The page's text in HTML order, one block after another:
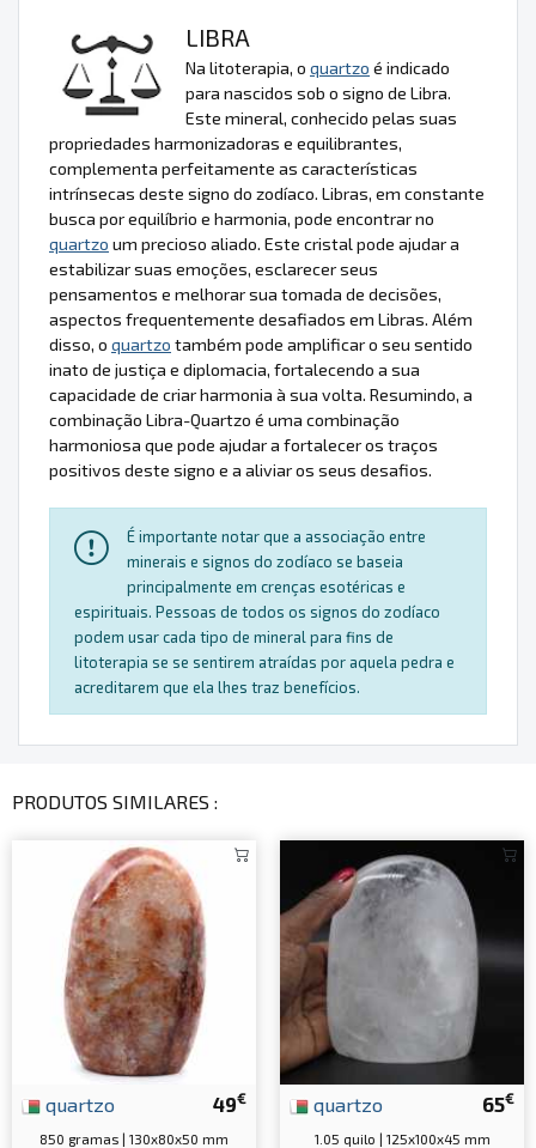
LIBRA
Na litoterapia, o quartzo é indicado
para nascidos sob o signo de Libra.
Este mineral, conhecido pelas suas
propriedades harmonizadoras e equilibrantes,
complementa perfeitamente as características
intrínsecas deste signo do zodíaco. Libras, em constante
busca por equilíbrio e harmonia, pode encontrar no
quartzo um precioso aliado. Este cristal pode ajudar a
estabilizar suas emoções, esclarecer seus
pensamentos e melhorar sua tomada de decisões,
aspectos frequentemente desafiados em Libras. Além
disso, o quartzo também pode amplificar o seu sentido
inato de justiça e diplomacia, fortalecendo a sua
capacidade de criar harmonia à sua volta. Resumindo, a
combinação Libra-Quartzo é uma combinação
harmoniosa que pode ajudar a fortalecer os traços
positivos deste signo e a aliviar os seus desafios.
É importante notar que a associação entre
minerais e signos do zodíaco se baseia
principalmente em crenças esotéricas e
espirituais. Pessoas de todos os signos do zodíaco
podem usar cada tipo de mineral para fins de
litoterapia se se sentirem atraídas por aquela pedra e
acreditarem que ela lhes traz benefícios.
PRODUTOS SIMILARES :
49€
quartzo
850 gramas | 130x80x50 mm
65€
quartzo
1.05 quilo | 125x100x45 mm